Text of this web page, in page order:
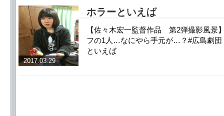
2017.03.29
ホラーといえば
【佐々木宏一監督作品 第2弾撮影風景
フの1人…なにやら手元が…？#広島劇団
といえば